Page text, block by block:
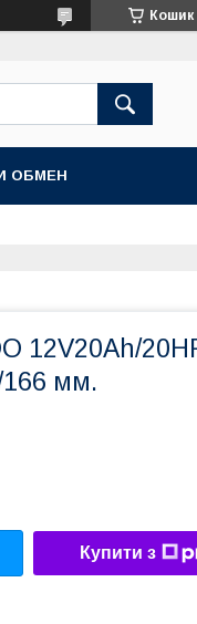
Кошик
ОБМЕН
12V20Ah/
166 мм.
Купити з